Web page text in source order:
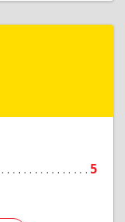
5